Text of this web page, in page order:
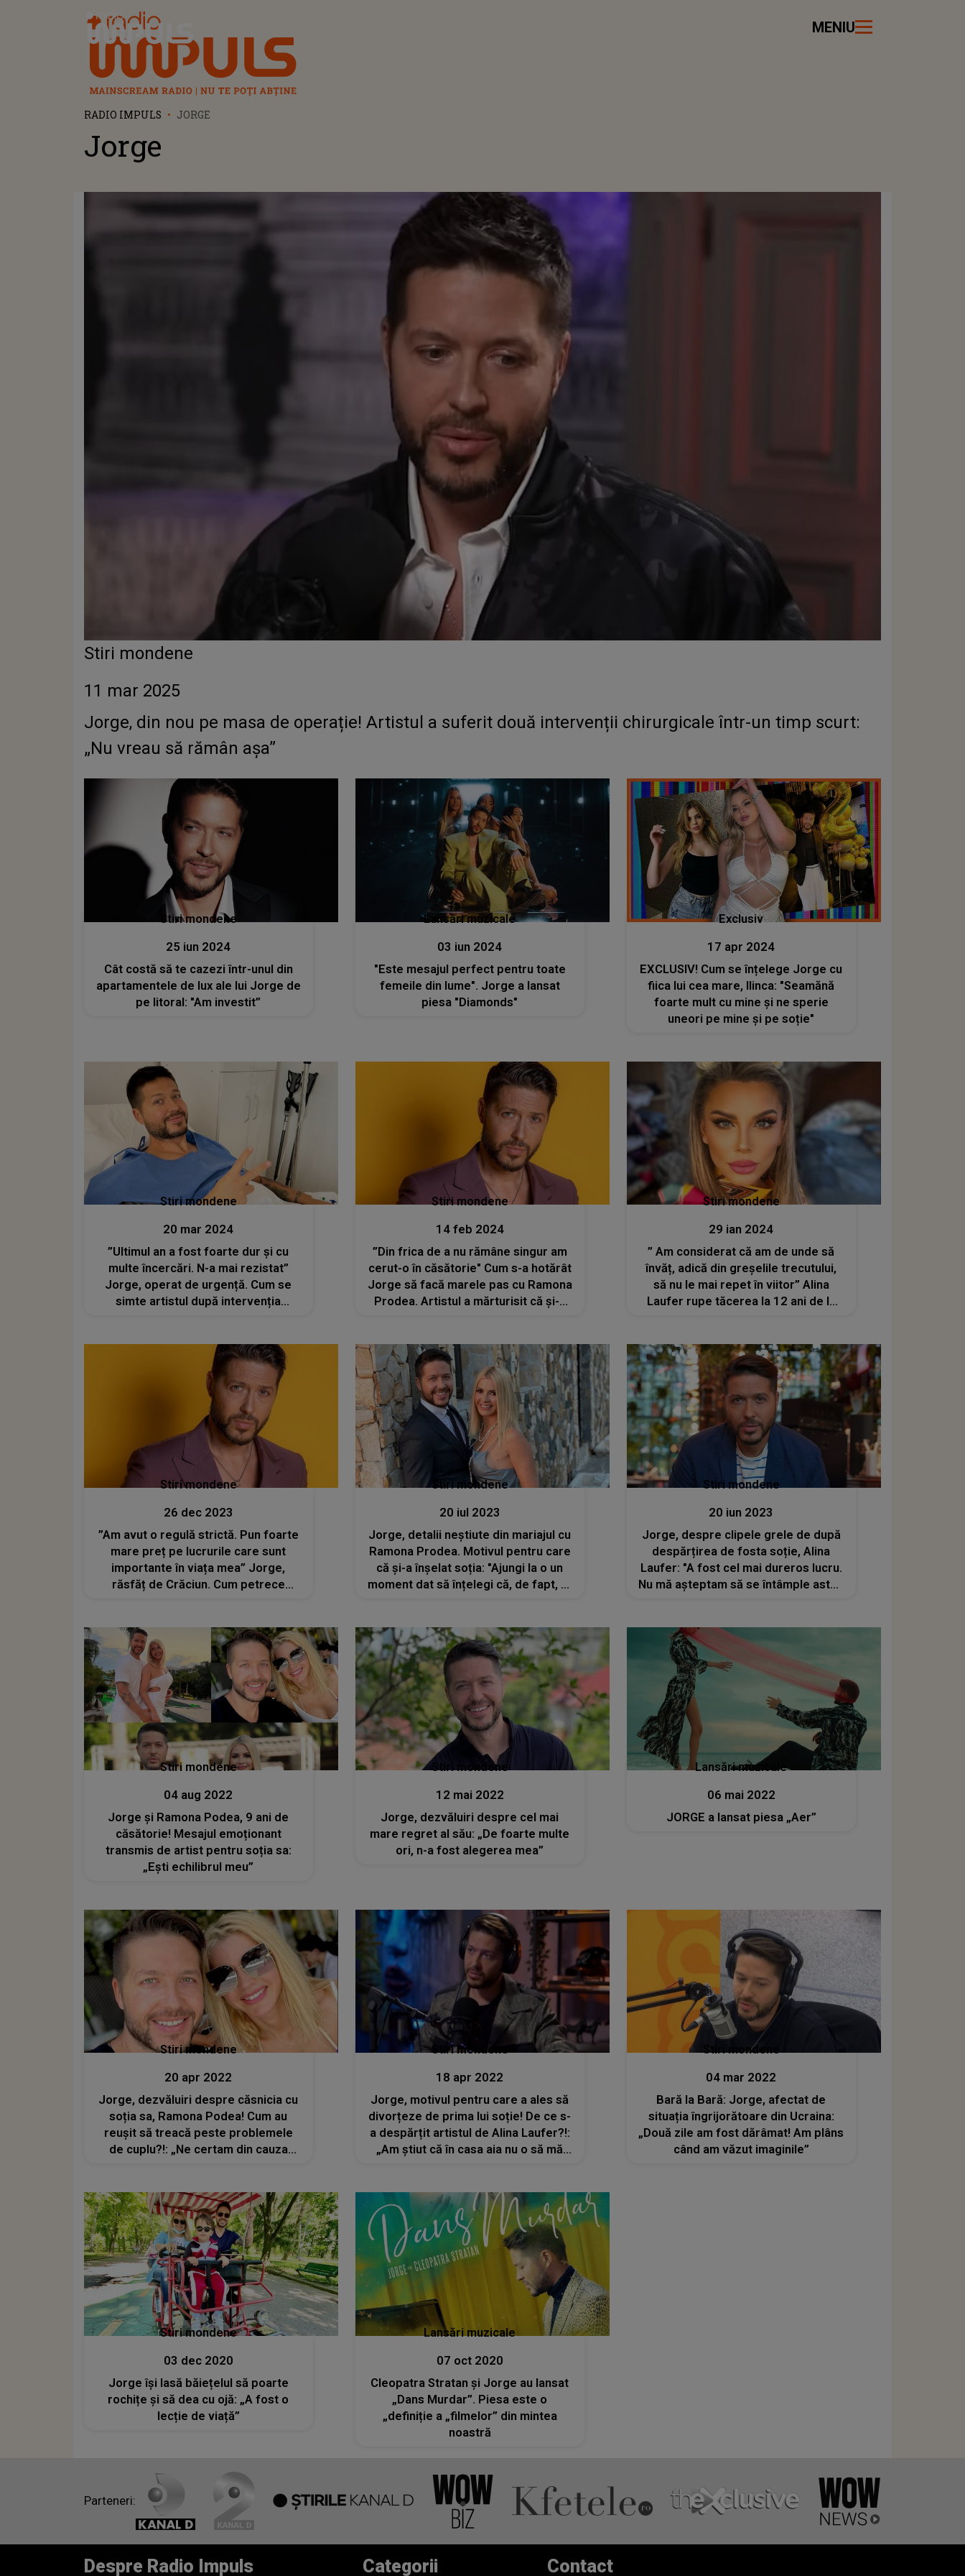
Radio Impuls MENIU
RADIO IMPULS JORGE
Jorge
Stiri mondene
11 mar 2025
Jorge, din nou pe masa de operație! Artistul a suferit două intervenții chirurgicale într-un timp scurt:
„Nu vreau să rămân așa”
Stiri mondene
25 iun 2024
Cât costă să te cazezi într-unul din
apartamentele de lux ale lui Jorge de
pe litoral: "Am investit”
Lansări muzicale
03 iun 2024
"Este mesajul perfect pentru toate
femeile din lume". Jorge a lansat
piesa "Diamonds"
Exclusiv
17 apr 2024
EXCLUSIV! Cum se înțelege Jorge cu
fiica lui cea mare, Ilinca: "Seamănă
foarte mult cu mine și ne sperie
uneori pe mine și pe soție"
Stiri mondene
20 mar 2024
”Ultimul an a fost foarte dur și cu
multe încercări. N-a mai rezistat”
Jorge, operat de urgență. Cum se
simte artistul după intervenția
Stiri mondene
14 feb 2024
”Din frica de a nu rămâne singur am
cerut-o în căsătorie" Cum s-a hotărât
Jorge să facă marele pas cu Ramona
Prodea. Artistul a mărturisit că și-a
Stiri mondene
29 ian 2024
” Am considerat că am de unde să
învăț, adică din greșelile trecutului,
să nu le mai repet în viitor” Alina
Laufer rupe tăcerea la 12 ani de la
Stiri mondene
26 dec 2023
”Am avut o regulă strictă. Pun foarte
mare preț pe lucrurile care sunt
importante în viața mea” Jorge,
răsfăț de Crăciun. Cum petrece
Stiri mondene
20 iul 2023
Jorge, detalii neștiute din mariajul cu
Ramona Prodea. Motivul pentru care
că și-a înșelat soția: "Ajungi la o un
moment dat să înțelegi că, de fapt, tu
Stiri mondene
20 iun 2023
Jorge, despre clipele grele de după
despărțirea de fosta soție, Alina
Laufer: "A fost cel mai dureros lucru.
Nu mă așteptam să se întâmple asta".
Stiri mondene
04 aug 2022
Jorge și Ramona Podea, 9 ani de
căsătorie! Mesajul emoționant
transmis de artist pentru soția sa:
„Ești echilibrul meu”
Stiri mondene
12 mai 2022
Jorge, dezvăluiri despre cel mai
mare regret al său: „De foarte multe
ori, n-a fost alegerea mea”
Lansări muzicale
06 mai 2022
JORGE a lansat piesa „Aer”
Stiri mondene
20 apr 2022
Jorge, dezvăluiri despre căsnicia cu
soția sa, Ramona Podea! Cum au
reușit să treacă peste problemele
de cuplu?!: „Ne certam din cauza
Stiri mondene
18 apr 2022
Jorge, motivul pentru care a ales să
divorțeze de prima lui soție! De ce s-
a despărțit artistul de Alina Laufer?!:
„Am știut că în casa aia nu o să mă
Stiri mondene
04 mar 2022
Bară la Bară: Jorge, afectat de
situația îngrijorătoare din Ucraina:
„Două zile am fost dărâmat! Am plâns
când am văzut imaginile”
Stiri mondene
03 dec 2020
Jorge își lasă băiețelul să poarte
rochițe și să dea cu ojă: „A fost o
lecție de viață”
Lansări muzicale
07 oct 2020
Cleopatra Stratan și Jorge au lansat
„Dans Murdar”. Piesa este o
„definiție a „filmelor” din mintea
noastră
Parteneri:
Despre Radio Impuls Categorii Contact